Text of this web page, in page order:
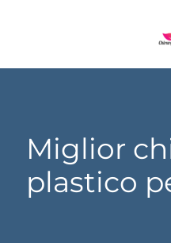
Miglior
plastico